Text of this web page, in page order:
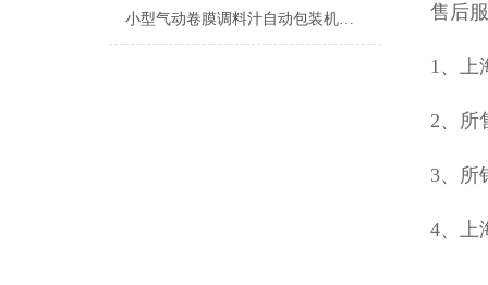
小型气动卷膜调料汁自动包装机操作简单 售后
1、上
2、所
3、所
4、上